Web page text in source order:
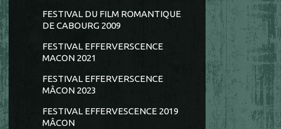
FESTIVAL DU FILM ROMANTIQUE
DE CABOURG 2009
FESTIVAL EFFERVERSCENCE
MACON 2021
FESTIVAL EFFERVERSCENCE
MÂCON 2023
FESTIVAL EFFERVESCENCE 2019
MÂCON